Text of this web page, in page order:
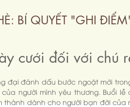
BÍ QUYẾT "GHI
cưới đối với chú
đại đánh dấu bước ngoặt mới
người mình yêu thương. Buổi
dành cho người bạn đời của